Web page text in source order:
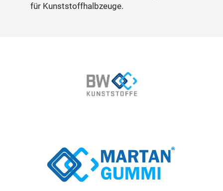
für Kunststoffhalbzeuge.